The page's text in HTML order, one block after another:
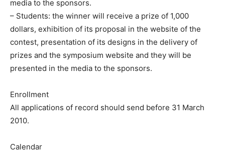
media to the sponsors.
– Students: the winner will receive a prize of 1,000
dollars, exhibition of its proposal in the website of the
contest, presentation of its designs in the delivery of
prizes and the symposium website and they will be
presented in the media to the sponsors.
Enrollment
All applications of record should send before 31 March
2010.
Calendar